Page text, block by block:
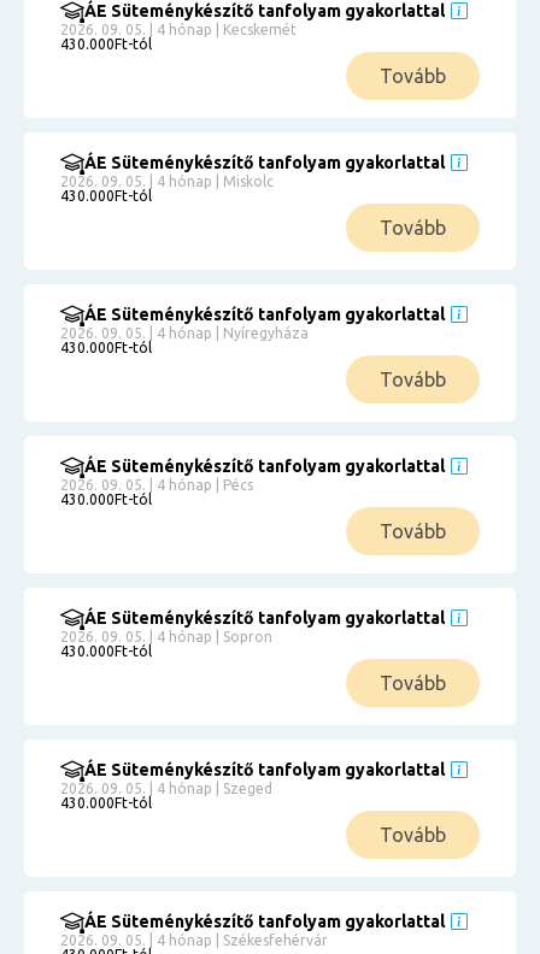
ÁE Süteménykészítő tanfolyam gyakorlattal
2026. 09. 05. | 4 hónap | Kecskemét
430.000Ft-tól
Tovább
ÁE Süteménykészítő tanfolyam gyakorlattal
2026. 09. 05. | 4 hónap | Miskolc
430.000Ft-tól
Tovább
ÁE Süteménykészítő tanfolyam gyakorlattal
2026. 09. 05. | 4 hónap | Nyíregyháza
430.000Ft-tól
Tovább
ÁE Süteménykészítő tanfolyam gyakorlattal
2026. 09. 05. | 4 hónap | Pécs
430.000Ft-tól
Tovább
ÁE Süteménykészítő tanfolyam gyakorlattal
2026. 09. 05. | 4 hónap | Sopron
430.000Ft-tól
Tovább
ÁE Süteménykészítő tanfolyam gyakorlattal
2026. 09. 05. | 4 hónap | Szeged
430.000Ft-tól
Tovább
ÁE Süteménykészítő tanfolyam gyakorlattal
2026. 09. 05. | 4 hónap | Székesfehérvár